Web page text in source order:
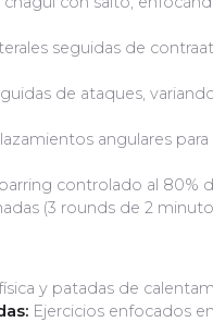
seguidas de
de ataques,
angulares
controlado al 80%
(3 rounds de 2
y patadas de
Ejercicios enfocados